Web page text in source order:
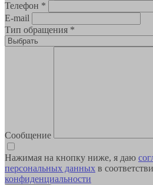
Телефон *
E-mail
Тип обращения *
Сообщение
Нажимая на кнопку ниже, я даю
персональных данных в
конфиденциальности